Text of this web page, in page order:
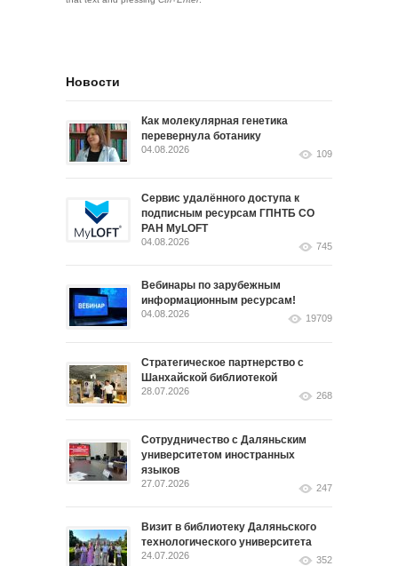
Новости
Как молекулярная генетика
перевернула ботанику
04.08.2026 109
Сервис удалённого доступа к
подписным ресурсам ГПНТБ СО
РАН MyLOFT
04.08.2026 745
Вебинары по зарубежным
информационным ресурсам!
04.08.2026 19709
Стратегическое партнерство с
Шанхайской библиотекой
28.07.2026 268
Сотрудничество с Даляньским
университетом иностранных
языков
27.07.2026 247
Визит в библиотеку Даляньского
технологического университета
24.07.2026 352